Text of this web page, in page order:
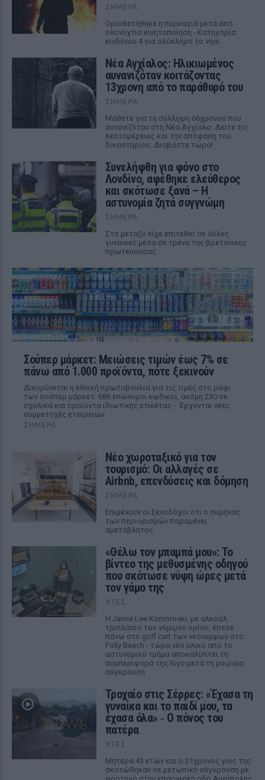
ΣΉΜΕΡΑ
Οριοθετήθηκε η πυρκαγιά μετά από
ολονύχτια κινητοποίηση - Κατηγορία
κινδύνου 4 για ολόκληρο το νησί
Νέα Αγχίαλος: Ηλικιωμένος
αυνανιζόταν κοιτάζοντας
13χρονη από το παράθυρό του
ΣΉΜΕΡΑ
Μάθετε για τη σύλληψη 66χρονου που
αυνανιζόταν στη Νέα Αγχίαλο. Δείτε τις
λεπτομέρειες και την απόφαση του
δικαστηρίου. Διαβάστε τώρα!
Συνελήφθη για φόνο στο
Λονδίνο, αφέθηκε ελεύθερος
και σκότωσε ξανά – Η
αστυνομία ζητά συγγνώμη
ΣΉΜΕΡΑ
Στο μεταξύ είχε επιτεθεί σε άλλες
γυναίκες μέσα σε τρένα της βρετανικής
πρωτεύουσας
Σούπερ μάρκετ: Μειώσεις τιμών έως 7% σε
πάνω από 1.000 προϊόντα, πότε ξεκινούν
Διευρύνεται η εθνική πρωτοβουλία για τις τιμές στο ράφι
των σούπερ μάρκετ: 686 επώνυμοι κωδικοί, ακόμη 230 σε
σχολικά και προϊόντα ιδιωτικής ετικέτας - Έρχονται νέες
συμμετοχές εταιρειών
ΣΉΜΕΡΑ
Νέο χωροταξικό για τον
τουρισμό: Οι αλλαγές σε
Airbnb, επενδύσεις και δόμηση
ΣΉΜΕΡΑ
Επιμένουν οι ξενοδόχοι ότι ο πυρήνας
των περιορισμών παραμένει
αμετάβλητος
«Θέλω τον μπαμπά μου»: Το
βίντεο της μεθυσμένης οδηγού
που σκότωσε νύφη ώρες μετά
τον γάμο της
ΧΤΕΣ
Η Jamie Lee Komoroski, με αλκοόλ
τριπλάσιο του νόμιμου ορίου, έπεσε
πάνω στο golf cart των νεόνυμφων στο
Folly Beach - τώρα νέο υλικό από το
αστυνομικό τμήμα αποκαλύπτει τη
συμπεριφορά της λίγο μετά τη μοιραία
σύγκρουση
Τροχαίο στις Σέρρες: «Έχασα τη
γυναίκα και το παιδί μου, τα
έχασα όλα» ‑ Ο πόνος του
πατέρα
ΧΤΕΣ
Μητέρα 43 ετών και ο 21χρονος γιος της
σκοτώθηκαν σε μετωπική σύγκρουση με